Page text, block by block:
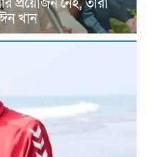
প্রয়োজন নেই, তারা
খান